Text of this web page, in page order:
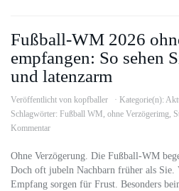
Fußball-WM 2026
empfangen: So sehen
und latenzarm
Veröffentlicht von kopfballer Kategorie(n):
Schlagwörter: Fußball WM, ohne Verzögerimg,
Kommentar
Ohne Verzögerung. Die Fußball-WM
Doch oft jubeln Nachbarn früher als Sie.
Empfang sorgen für Frust. Besonders